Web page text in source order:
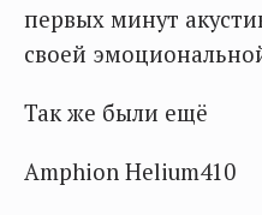
первых минут
своей
Так же были ещё
Amphion Helium410